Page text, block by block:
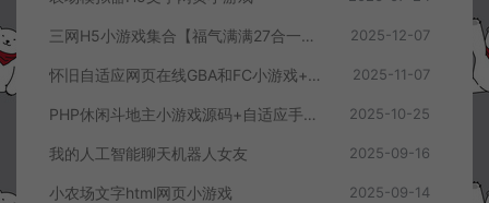
三网H5小游戏集合【福气满满27合一】12月最新整理Linux手工服务端+Win一键服务端+解压即玩+详细搭建教程 2025-12-07
怀旧自适应网页在线GBA和FC小游戏+支持手柄+存档+管理后台 2025-11-07
PHP休闲斗地主小游戏源码+自适应手机端+带管理后台 2025-10-25
我的人工智能聊天机器人女友 2025-09-16
小农场文字html网页小游戏 2025-09-14